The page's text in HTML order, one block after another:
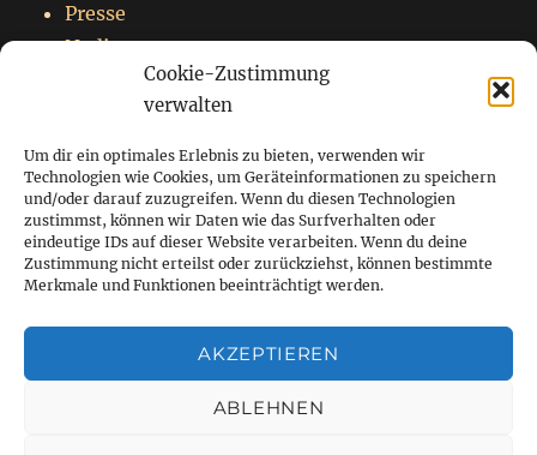
Cookie-Zustimmung
verwalten
Um dir ein optimales Erlebnis zu bieten, verwenden wir
Technologien wie Cookies, um Geräteinformationen zu speichern
und/oder darauf zuzugreifen. Wenn du diesen Technologien
zustimmst, können wir Daten wie das Surfverhalten oder
eindeutige IDs auf dieser Website verarbeiten. Wenn du deine
Zustimmung nicht erteilst oder zurückziehst, können bestimmte
Merkmale und Funktionen beeinträchtigt werden.
AKZEPTIEREN
ABLEHNEN
Presse
Nadja
Impressum
Datenschutzerklärung
Startseite
Blog